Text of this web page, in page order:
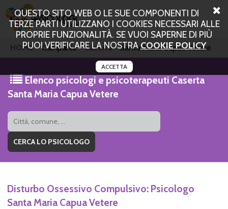
QUESTO SITO WEB O LE SUE COMPONENTI DI
TERZE PARTI UTILIZZANO I COOKIES NECESSARI ALLE
PROPRIE FUNZIONALITÀ. SE VUOI SAPERNE DI PIÙ
PUOI VERIFICARE LA NOSTRACOOKIE POLICY
ACCETTA
HOME Campania Caserta Santa Maria Capua Vetere
Elenco psicologi e psicoterapeuti Caserta
Santa Maria Capua Vetere
Disturbo Ossessivo Compulsivo: Psicologo
Santa Maria Capua Vetere